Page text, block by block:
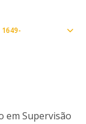
1649-
em Supervisão